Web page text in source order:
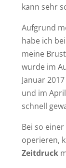
kann sehr
Aufgrund
habe ich
meine
wurde im
Januar
und im
schnell
Bei so
operieren,
Zeitdruck